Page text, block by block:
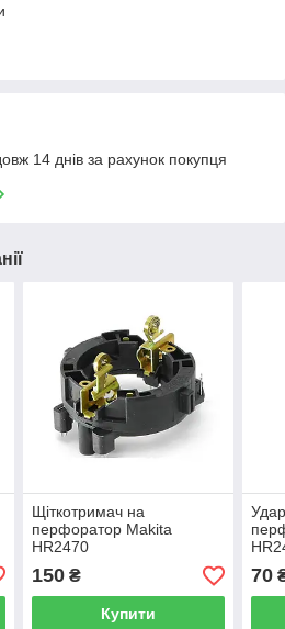
14 днів за рахунок покупця
Щіткотримач на
перфоратор Makita
HR2470
150₴
Купити
70